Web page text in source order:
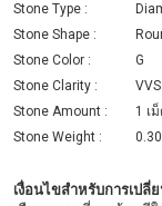
Stone Type :
Stone Shape :
Stone Color :
G
Stone Clarity :
VVS
Stone Amount :
1 เ
Stone Weight :
เงื่อนไขสำหรับการเป